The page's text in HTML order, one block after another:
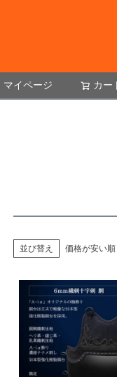
マイページ カー
並び替え 価格が安い順